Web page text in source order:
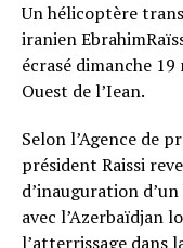
Un hélicoptère
iranien
écrasé dimanche
Ouest de l’Iean.
Selon l’Agence de
président Raissi
d’inauguration
avec l’Azerbaïdjan
l’atterrissage dans